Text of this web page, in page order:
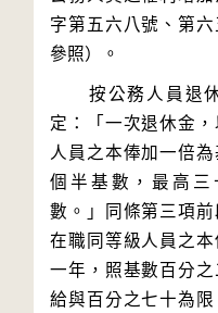
字第五六八號、第
按公務人員退休
定：「一次退休金
人員之本俸加一倍
個半基數，最高
數。」同條第三項
在職同等級人員之
一年，照基數百分之
給與百分之七十為